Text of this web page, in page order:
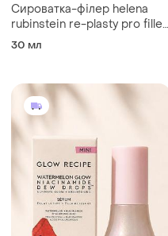
Сироватка-філер helena
rubinstein re-plasty pro filler
30 мл
30 мл